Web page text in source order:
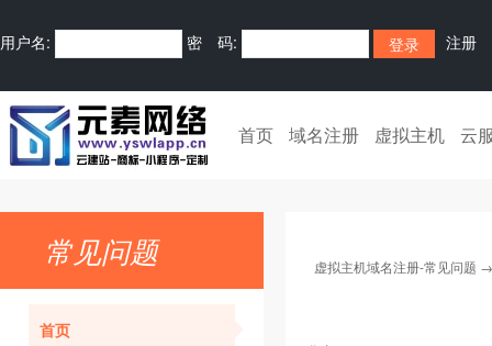
用户名: 密 码: 注册
首页 域名注册 虚拟主机 云
常见问题
首页
虚拟主机域名注册-常见问题